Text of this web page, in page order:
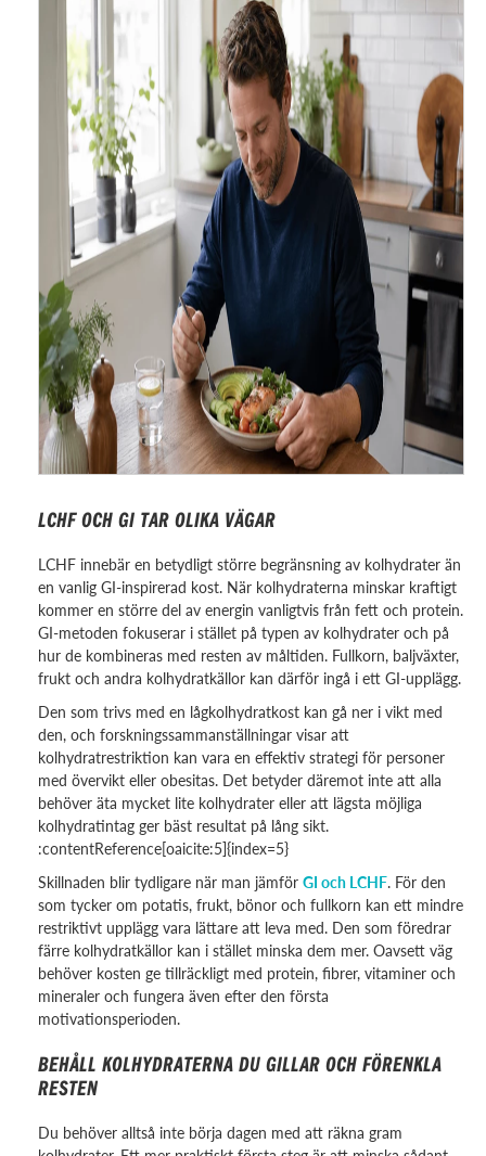
LCHF OCH GI TAR OLIKA VÄGAR
LCHF innebär en betydligt större begränsning av kolhydrater än
en vanlig GI-inspirerad kost. När kolhydraterna minskar kraftigt
kommer en större del av energin vanligtvis från fett och protein.
GI-metoden fokuserar i stället på typen av kolhydrater och på
hur de kombineras med resten av måltiden. Fullkorn, baljväxter,
frukt och andra kolhydratkällor kan därför ingå i ett GI-upplägg.
Den som trivs med en lågkolhydratkost kan gå ner i vikt med
den, och forskningssammanställningar visar att
kolhydratrestriktion kan vara en effektiv strategi för personer
med övervikt eller obesitas. Det betyder däremot inte att alla
behöver äta mycket lite kolhydrater eller att lägsta möjliga
kolhydratintag ger bäst resultat på lång sikt.
:contentReference[oaicite:5]{index=5}
Skillnaden blir tydligare när man jämför GI och LCHF. För den
som tycker om potatis, frukt, bönor och fullkorn kan ett mindre
restriktivt upplägg vara lättare att leva med. Den som föredrar
färre kolhydratkällor kan i stället minska dem mer. Oavsett väg
behöver kosten ge tillräckligt med protein, fibrer, vitaminer och
mineraler och fungera även efter den första
motivationsperioden.
BEHÅLL KOLHYDRATERNA DU GILLAR OCH FÖRENKLA
RESTEN
Du behöver alltså inte börja dagen med att räkna gram